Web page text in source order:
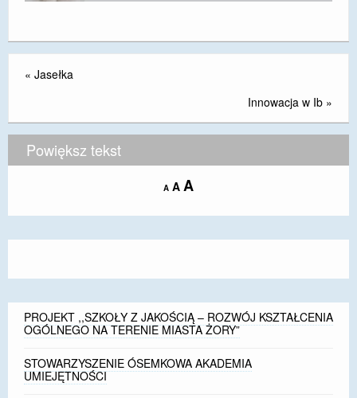
« Jasełka
Innowacja w Ib »
Powiększ tekst
A Decrease
size.
A Reset
size.
AIncrease
size.
PROJEKT ,,SZKOŁY Z JAKOŚCIĄ – ROZWÓJ KSZTAŁCENIA
OGÓLNEGO NA TERENIE MIASTA ŻORY”
STOWARZYSZENIE ÓSEMKOWA AKADEMIA
UMIEJĘTNOŚCI